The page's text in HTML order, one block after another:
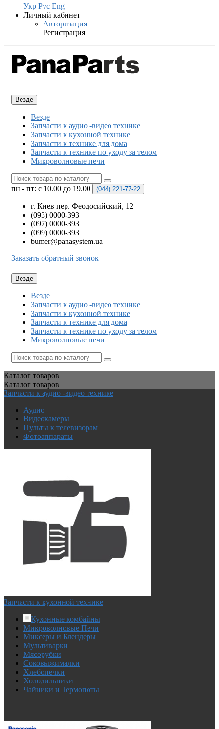
Укр Рус Eng
Личный кабинет
Авторизация
Регистрация
Везде
Везде
Запчасти к аудио -видео технике
Запчасти к кухонной технике
Запчасти к технике для дома
Запчасти к технике по уходу за телом
Микроволновые печи
пн - пт: с 10.00 до 19.00 (044) 221-77-22
г. Киев пер. Феодосийский, 12
(093) 0000-393
(097) 0000-393
(099) 0000-393
bumer@panasystem.ua
Заказать обратный звонок
Везде
Везде
Запчасти к аудио -видео технике
Запчасти к кухонной технике
Запчасти к технике для дома
Запчасти к технике по уходу за телом
Микроволновые печи
Каталог товаров
Каталог товаров
Запчасти к аудио -видео технике
Аудио
Видеокамеры
Пульты к телевизорам
Фотоаппараты
Запчасти к кухонной технике
Кухонные комбайны
Микроволновые Печи
Миксеры и Блендеры
Мультиварки
Мясорубки
Соковыжималки
Хлебопечки
Холодильники
Чайники и Термопоты